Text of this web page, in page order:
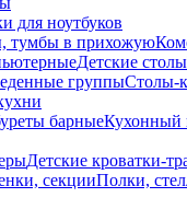
для ноутбуков
тумбы в прихожую
Детские столы
группыСтолы-
барныеКухонный
Детские кроватки-
секцииПолки,